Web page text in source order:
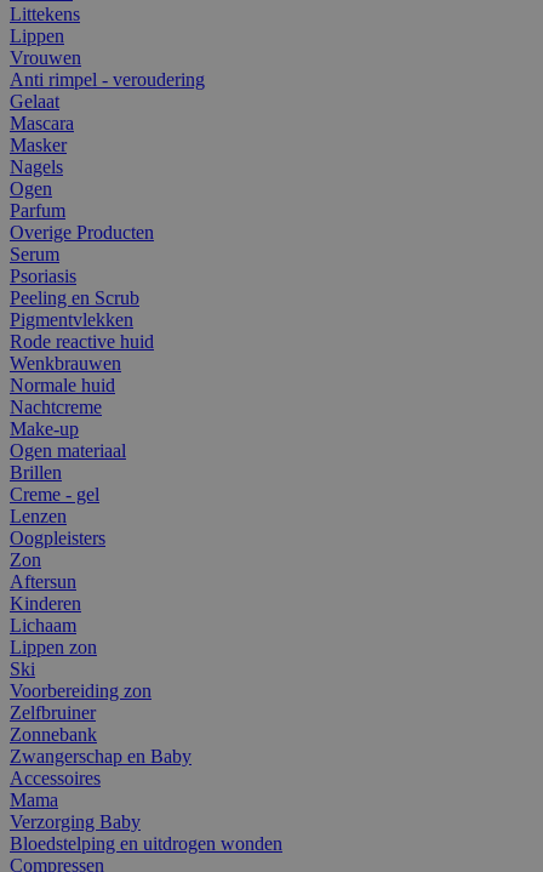
Littekens
Lippen
Vrouwen
Anti rimpel - veroudering
Gelaat
Mascara
Masker
Nagels
Ogen
Parfum
Overige Producten
Serum
Psoriasis
Peeling en Scrub
Pigmentvlekken
Rode reactive huid
Wenkbrauwen
Normale huid
Nachtcreme
Make-up
Ogen materiaal
Brillen
Creme - gel
Lenzen
Oogpleisters
Zon
Aftersun
Kinderen
Lichaam
Lippen zon
Ski
Voorbereiding zon
Zelfbruiner
Zonnebank
Zwangerschap en Baby
Accessoires
Mama
Verzorging Baby
Bloedstelping en uitdrogen wonden
Compressen